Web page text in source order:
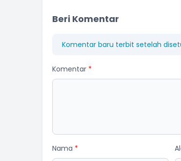
Beri Komentar
Komentar baru terbit setelah
Komentar *
Nama *